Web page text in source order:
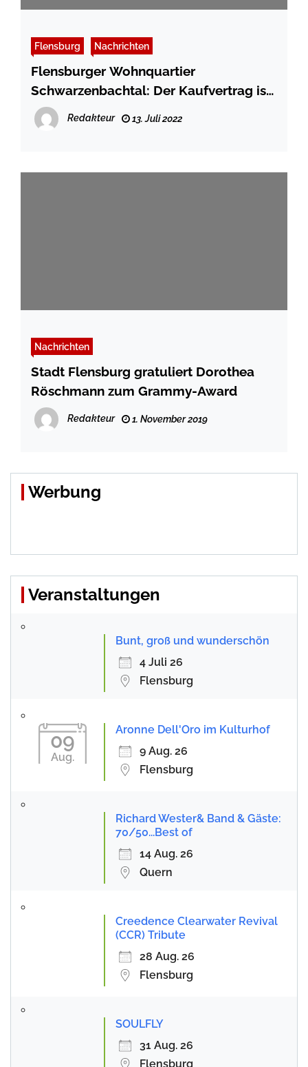
Flensburg Nachrichten
Flensburger Wohnquartier
Schwarzenbachtal: Der Kaufvertrag ist
unterschrieben, der nächste Schritt
gegangen
Redakteur 13. Juli 2022
Nachrichten
Stadt Flensburg gratuliert Dorothea
Röschmann zum Grammy-Award
Redakteur 1. November 2019
Werbung
Veranstaltungen
Bunt, groß und wunderschön
4 Juli 26
Flensburg
09
Aug.
Aronne Dell'Oro im Kulturhof
9 Aug. 26
Flensburg
Richard Wester& Band & Gäste:
70/50...Best of
14 Aug. 26
Quern
Creedence Clearwater Revival
(CCR) Tribute
28 Aug. 26
Flensburg
SOULFLY
31 Aug. 26
Flensburg